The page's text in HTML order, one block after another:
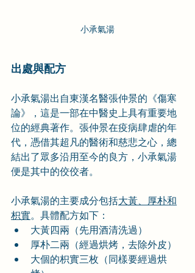
小承氣湯
出處與配方
小承氣湯出自東漢名醫張仲景的《傷寒
論》，這是一部在中醫史上具有重要地
位的經典著作。張仲景在疫病肆虐的年
代，憑借其超凡的醫術和慈悲之心，總
結出了眾多沿用至今的良方，小承氣湯
便是其中的佼佼者。
小承氣湯的主要成分包括大黃、厚朴和
枳實。具體配方如下：
大黃四兩（先用酒清洗過）
厚朴二兩（經過烘烤，去除外皮）
大個的枳實三枚（同樣要經過烘